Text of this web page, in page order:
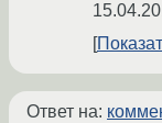
Ответ на: